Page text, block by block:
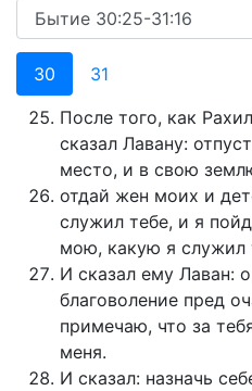
30
31
После того, как
сказал Лавану:
место, и в свою
отдай жен моих и
служил тебе, и я
мою, какую я служил
И сказал ему Лаван:
благоволение пред
примечаю, что за
меня.
И сказал: назначь